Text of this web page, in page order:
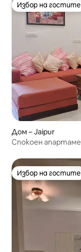
Избор на гостите
Избор на гостите
Дом – Jaipur
Спокоен
Избор на гостите
Избор на гостите